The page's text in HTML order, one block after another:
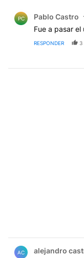
PC Pablo Castro
Fue a pasar
RESPONDER 3
AC alejandro